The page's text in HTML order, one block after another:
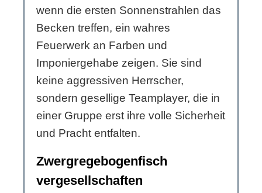
wenn die ersten Sonnenstrahlen das
Becken treffen, ein wahres
Feuerwerk an Farben und
Imponiergehabe zeigen. Sie sind
keine aggressiven Herrscher,
sondern gesellige Teamplayer, die in
einer Gruppe erst ihre volle Sicherheit
und Pracht entfalten.
Zwergregebogenfisch
vergesellschaften